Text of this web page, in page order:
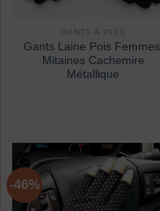
GANTS À POIS
Gants Laine Pois Femmes,
Mitaines Cachemire
Métallique
-46%